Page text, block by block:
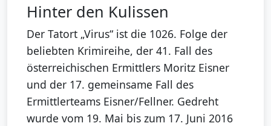
Hinter den Kulissen
Der Tatort „Virus“ ist die 1026. Folge der
beliebten Krimireihe, der 41. Fall des
österreichischen Ermittlers Moritz Eisner
und der 17. gemeinsame Fall des
Ermittlerteams Eisner/Fellner. Gedreht
wurde vom 19. Mai bis zum 17. Juni 2016